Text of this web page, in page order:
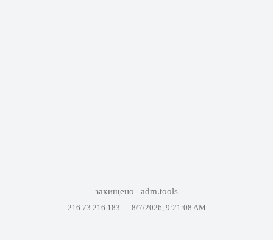
захищено adm.tools
216.73.216.183 — 8/7/2026, 9:21:08 AM